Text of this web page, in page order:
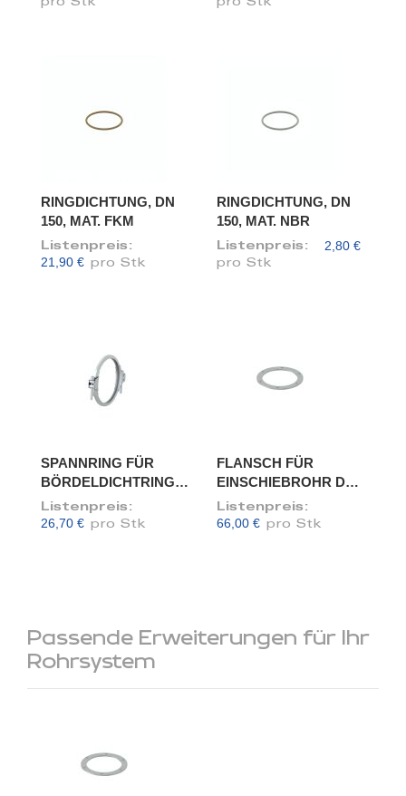
pro Stk pro Stk
RINGDICHTUNG, DN
150, MAT. FKM
Listenpreis:
21,90 € pro Stk
RINGDICHTUNG, DN
150, MAT. NBR
Listenpreis: 2,80 €
pro Stk
SPANNRING FÜR
BÖRDELDICHTRING,
DN 150
Listenpreis:
26,70 € pro Stk
FLANSCH FÜR
EINSCHIEBROHR DN
150/148
Listenpreis:
66,00 € pro Stk
Passende Erweiterungen für Ihr
Rohrsystem